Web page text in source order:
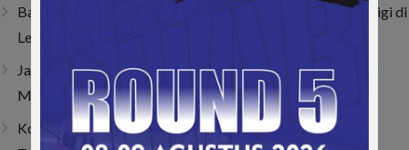
Baru Dua Bulan Berlatih, Raja Athalla Khair Mulai Unjuk Gigi di
Lenka Junior Cup Prix 2026
Jatuh, Bangkit, Juara! Persembahan Manis Nio untuk Sang
Mamah
Kombinasi Senior dan Junior, SAV Motor Sport Optimis